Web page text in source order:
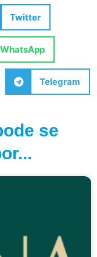
Twitter
WhatsApp
Telegram
se